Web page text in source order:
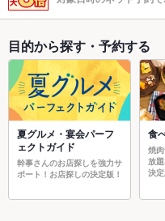
目的から探す・予約する
夏グルメ・宴会パーフ
ェクトガイド
幹事さんのお店探しを強力サ
ポート！お店探しの決定版！
食
焼
放
決定